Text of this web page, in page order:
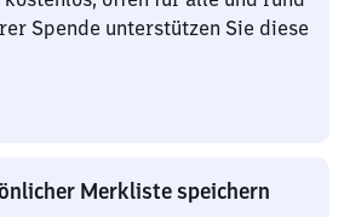
Spende unterstützen Sie diese
Merkliste speichern